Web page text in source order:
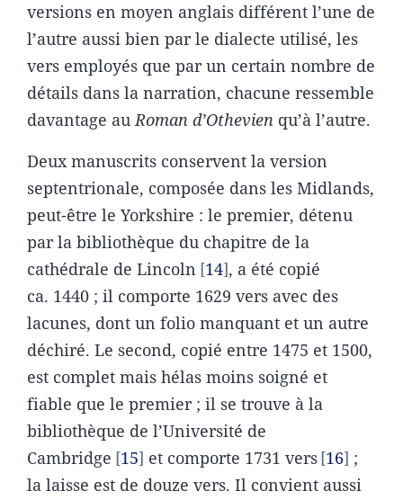
versions en moyen anglais différent l’une de
l’autre aussi bien par le dialecte utilisé, les
vers employés que par un certain nombre de
détails dans la narration, chacune ressemble
davantage auRoman d’Othevien qu’à l’autre.
Deux manuscrits conservent la version
septentrionale, composée dans les Midlands,
peut-être le Yorkshire : le premier, détenu
par la bibliothèque du chapitre de la
cathédrale de Lincoln 14 , a été copié
ca. 1440 ; il comporte 1629 vers avec des
lacunes, dont un folio manquant et un autre
déchiré. Le second, copié entre 1475 et 1500,
est complet mais hélas moins soigné et
fiable que le premier ; il se trouve à la
bibliothèque de l’Université de
Cambridge 15 et comporte 1731 vers 16 ;
la laisse est de douze vers. Il convient aussi